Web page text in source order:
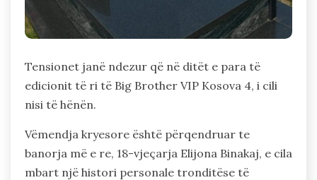
Tensionet janë ndezur që në ditët e para të
edicionit të ri të Big Brother VIP Kosova 4, i cili
nisi të hënën.
Vëmendja kryesore është përqendruar te
banorja më e re, 18-vjeçarja Elijona Binakaj, e cila
mbart një histori personale tronditëse të